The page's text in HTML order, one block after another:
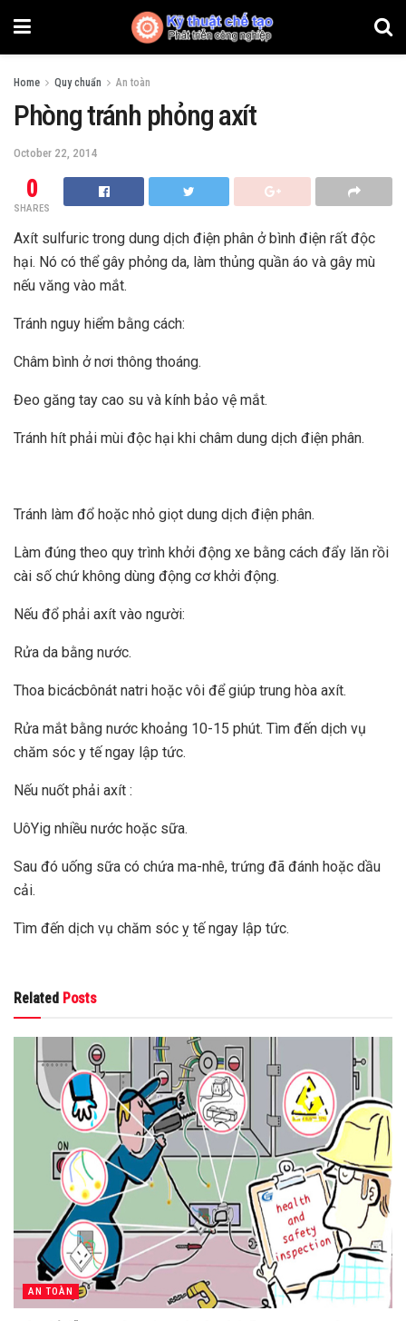
Home Quy chuẩn An toàn
Phòng tránh phỏng axít
October 22, 2014
0
SHARES
Axít sulfuric trong dung dịch điện phân ở bình điện rất độc
hại. Nó có thể gây phỏng da, làm thủng quần áo và gây mù
nếu văng vào mắt.
Tránh nguy hiểm bằng cách:
Châm bình ở nơi thông thoáng.
Đeo găng tay cao su và kính bảo vệ mắt.
Tránh hít phải mùi độc hại khi châm dung dịch điện phân.
Tránh làm đổ hoặc nhỏ giọt dung dịch điện phân.
Làm đúng theo quy trình khởi động xe bằng cách đẩy lăn rồi
cài số chứ không dùng động cơ khởi động.
Nếu đổ phải axít vào người:
Rửa da bằng nước.
Thoa bicácbônát natri hoặc vôi để giúp trung hòa axít.
Rửa mắt bằng nước khoảng 10-15 phút. Tìm đến dịch vụ
chăm sóc y tế ngay lập tức.
Nếu nuốt phải axít :
UôYig nhiều nước hoặc sữa.
Sau đó uống sữa có chứa ma-nhê, trứng đã đánh hoặc dầu
cải.
Tìm đến dịch vụ chăm sóc ỵ tế ngay lập tức.
Related Posts
AN TOÀN